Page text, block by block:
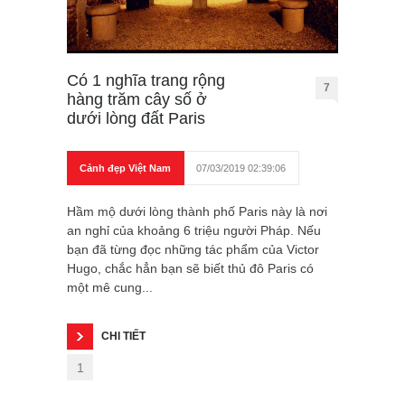
Có 1 nghĩa trang rộng
hàng trăm cây số ở
dưới lòng đất Paris
7
Cảnh đẹp Việt Nam 07/03/2019 02:39:06
Hầm mộ dưới lòng thành phố Paris này là nơi
an nghỉ của khoảng 6 triệu người Pháp. Nếu
bạn đã từng đọc những tác phẩm của Victor
Hugo, chắc hẳn bạn sẽ biết thủ đô Paris có
một mê cung...
CHI TIẾT
1